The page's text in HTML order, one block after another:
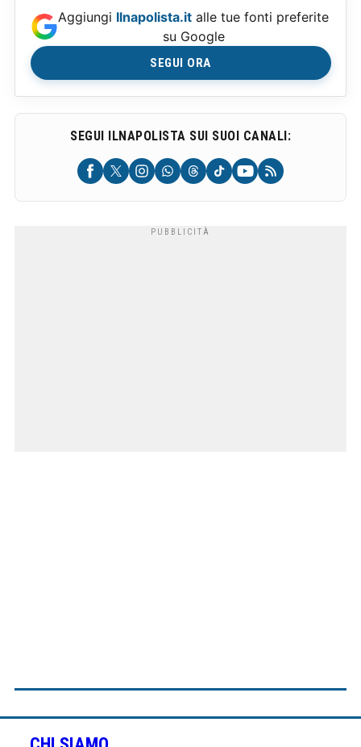
Aggiungi Ilnapolista.it alle tue fonti preferite
su Google
SEGUI ORA
SEGUI ILNAPOLISTA SUI SUOI CANALI: